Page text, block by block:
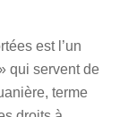
est l’un
qui servent de
terme